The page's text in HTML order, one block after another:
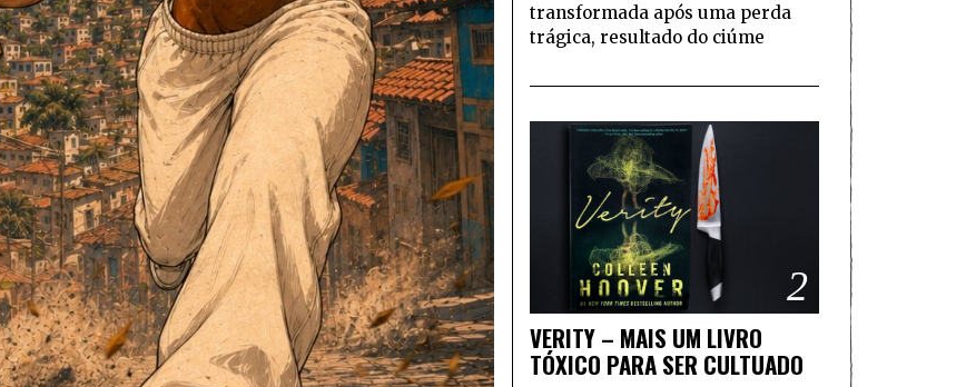
transformada após uma perda
trágica, resultado do ciúme
2
VERITY – MAIS UM LIVRO
TÓXICO PARA SER CULTUADO